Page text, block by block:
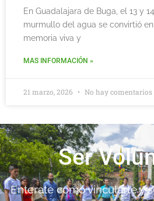
En Guadalajara de Buga, el 13 y
murmullo del agua se convirtió
memoria viva y
MAS INFORMACIÓN »
21 marzo, 2026 No hay comentarios
Ser
Enterate como vincularte y